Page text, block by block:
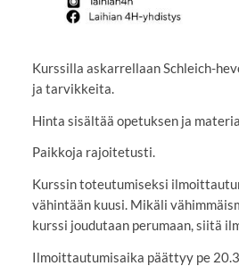
Kurssilla askarrellaan Schleich-
ja tarvikkeita.
Hinta sisältää opetuksen ja
Paikkoja rajoitetusti.
Kurssin toteutumiseksi
vähintään kuusi. Mikäli
kurssi joudutaan perumaan, siitä
Ilmoittautumisaika päättyy pe